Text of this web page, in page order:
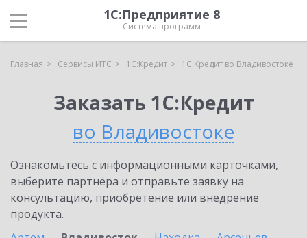
1С:Предприятие 8
Система программ
Главная Сервисы ИТС 1С:Кредит 1С:Кредит во Владивостоке
Заказать 1С:Кредит
во Владивостоке
Ознакомьтесь с информационными карточками,
выберите партнёра и отправьте заявку на
консультацию, приобретение или внедрение
продукта.